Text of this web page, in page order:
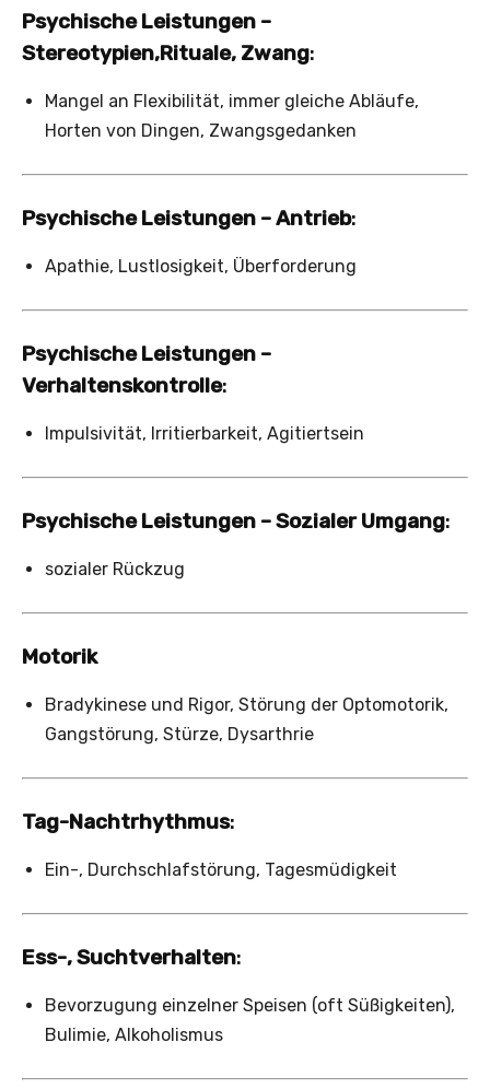
Psychische Leistungen –
Stereotypien,Rituale, Zwang:
Mangel an Flexibilität, immer gleiche Abläufe,
Horten von Dingen, Zwangsgedanken
Psychische Leistungen – Antrieb:
Apathie, Lustlosigkeit, Überforderung
Psychische Leistungen –
Verhaltenskontrolle:
Impulsivität, Irritierbarkeit, Agitiertsein
Psychische Leistungen –Sozialer Umgang:
sozialer Rückzug
Motorik
Bradykinese und Rigor, Störung der Optomotorik,
Gangstörung, Stürze, Dysarthrie
Tag-Nachtrhythmus:
Ein-, Durchschlafstörung, Tagesmüdigkeit
Ess-, Suchtverhalten:
Bevorzugung einzelner Speisen (oft Süßigkeiten),
Bulimie, Alkoholismus